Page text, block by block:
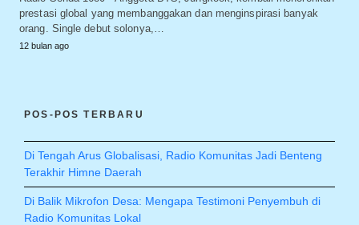
prestasi global yang membanggakan dan menginspirasi banyak
orang. Single debut solonya,…
12 bulan ago
POS-POS TERBARU
Di Tengah Arus Globalisasi, Radio Komunitas Jadi Benteng
Terakhir Himne Daerah
Di Balik Mikrofon Desa: Mengapa Testimoni Penyembuh di
Radio Komunitas Lokal